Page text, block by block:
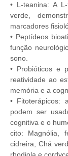
• L-teanina: A
verde,
marcadores
• Peptídeos
função
sono.
• Probióticos e
reatividade ao
memória e a
• Fitoterápicos:
podem ser
cognitiva e o
cito: Magnólia,
cidreira, Chá